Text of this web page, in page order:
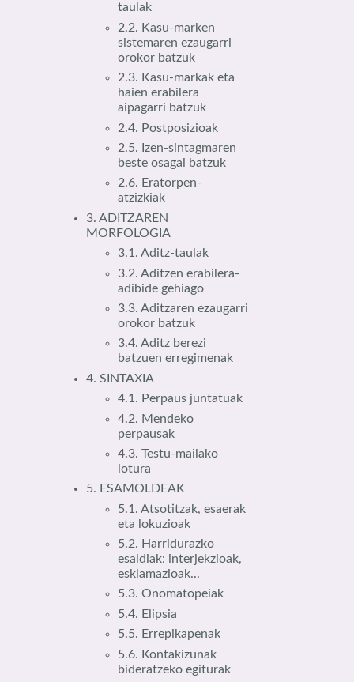
taulak
2.2. Kasu-marken
sistemaren ezaugarri
orokor batzuk
2.3. Kasu-markak eta
haien erabilera
aipagarri batzuk
2.4. Postposizioak
2.5. Izen-sintagmaren
beste osagai batzuk
2.6. Eratorpen-
atzizkiak
3. ADITZAREN
MORFOLOGIA
3.1. Aditz-taulak
3.2. Aditzen erabilera-
adibide gehiago
3.3. Aditzaren ezaugarri
orokor batzuk
3.4. Aditz berezi
batzuen erregimenak
4. SINTAXIA
4.1. Perpaus juntatuak
4.2. Mendeko
perpausak
4.3. Testu-mailako
lotura
5. ESAMOLDEAK
5.1. Atsotitzak, esaerak
eta lokuzioak
5.2. Harridurazko
esaldiak: interjekzioak,
esklamazioak...
5.3. Onomatopeiak
5.4. Elipsia
5.5. Errepikapenak
5.6. Kontakizunak
bideratzeko egiturak